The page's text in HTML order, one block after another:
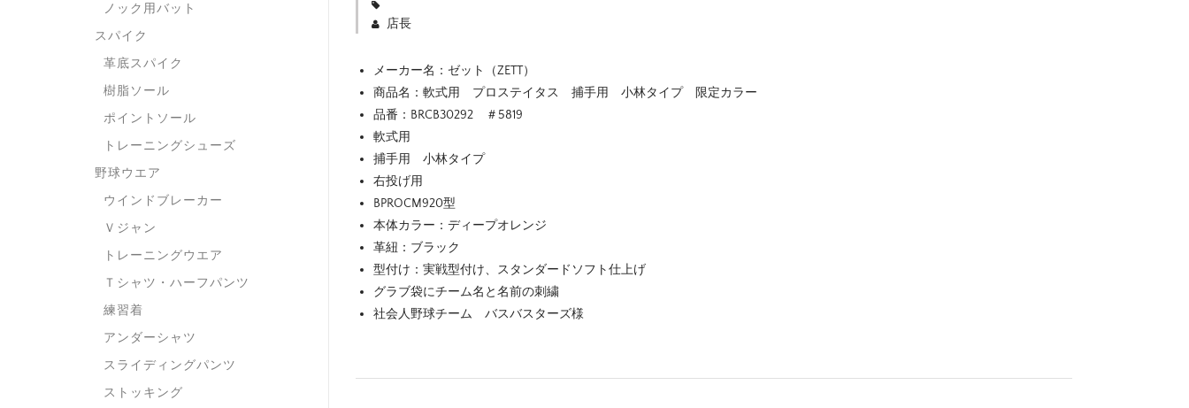
店長
メーカー名：ゼット（ZETT）
商品名：軟式用 プロステイタス 捕手用 小林タイプ 限定カラー
品番：BRCB30292 ＃5819
軟式用
捕手用 小林タイプ
右投げ用
BPROCM920型
本体カラー：ディープオレンジ
革紐：ブラック
型付け：実戦型付け、スタンダードソフト仕上げ
グラブ袋にチーム名と名前の刺繍
社会人野球チーム バスバスターズ様
ノック用バット
スパイク
革底スパイク
樹脂ソール
ポイントソール
トレーニングシューズ
野球ウエア
ウインドブレーカー
Ｖジャン
トレーニングウエア
Ｔシャツ・ハーフパンツ
練習着
アンダーシャツ
スライディングパンツ
ストッキング